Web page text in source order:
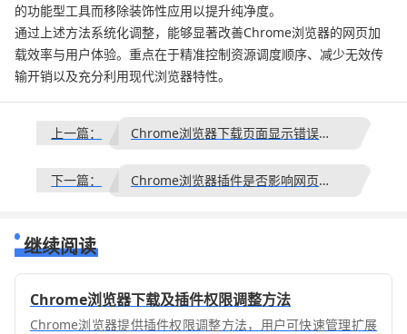
的功能型工具而移除装饰性应用以提升纯净度。
通过上述方法系统化调整，能够显著改善Chrome浏览器的网页加
载效率与用户体验。重点在于精准控制资源调度顺序、减少无效传
输开销以及充分利用现代浏览器特性。
上一篇： Chrome浏览器下载页面显示错误信息怎么排查
下一篇： Chrome浏览器插件是否影响网页缓存
继续阅读
Chrome浏览器下载及插件权限调整方法
Chrome浏览器提供插件权限调整方法，用户可快速管理扩展